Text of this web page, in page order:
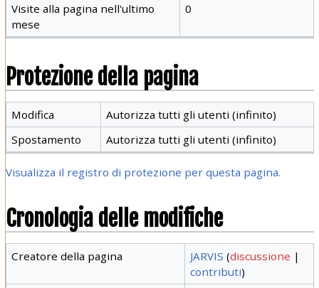
Visite alla pagina nell'ultimo
mese
0
Protezione della pagina
Modifica
Autorizza tutti gli utenti (infinito)
Spostamento
Autorizza tutti gli utenti (infinito)
Visualizza il registro di protezione per questa pagina.
Cronologia delle modifiche
Creatore della pagina JARVIS (discussione |
contributi)